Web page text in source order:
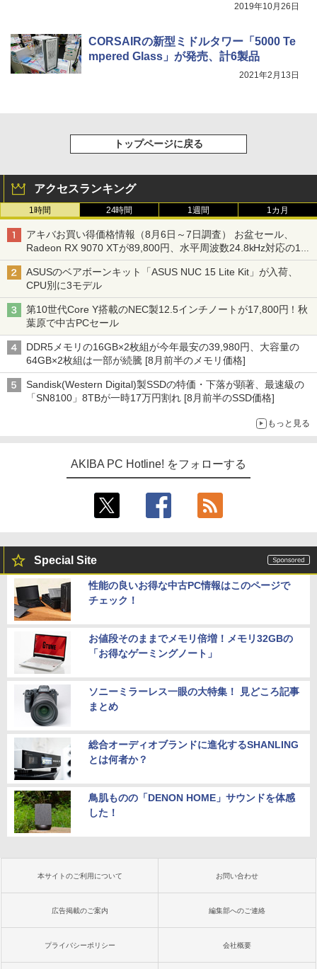
2019年10月26日
CORSAIRの新型ミドルタワー「5000 Te
mpered Glass」が発売、計6製品
2021年2月13日
トップページに戻る
アクセスランキング
1時間 24時間 1週間 1カ月
アキバお買い得価格情報（8月6日～7日調査） お盆セール、
Radeon RX 9070 XTが89,800円、水平周波数24.8kHz対応の17
型モニターが9,801円、暑さ指数連動セール ほか
ASUSのベアボーンキット「ASUS NUC 15 Lite Kit」が入荷、
CPU別に3モデル
第10世代Core Y搭載のNEC製12.5インチノートが17,800円！秋
葉原で中古PCセール
DDR5メモリの16GB×2枚組が今年最安の39,980円、大容量の
64GB×2枚組は一部が続騰 [8月前半のメモリ価格]
Sandisk(Western Digital)製SSDの特価・下落が顕著、最速級の
「SN8100」8TBが一時17万円割れ [8月前半のSSD価格]
もっと見る
AKIBA PC Hotline! をフォローする
Special Site
性能の良いお得な中古PC情報はこのページで
チェック！
お値段そのままでメモリ倍増！メモリ32GBの
「お得なゲーミングノート」
ソニーミラーレス一眼の大特集！ 見どころ記事
まとめ
総合オーディオブランドに進化するSHANLING
とは何者か？
鳥肌ものの「DENON HOME」サウンドを体感
した！
本サイトのご利用について お問い合わせ
広告掲載のご案内 編集部へのご連絡
プライバシーポリシー 会社概要